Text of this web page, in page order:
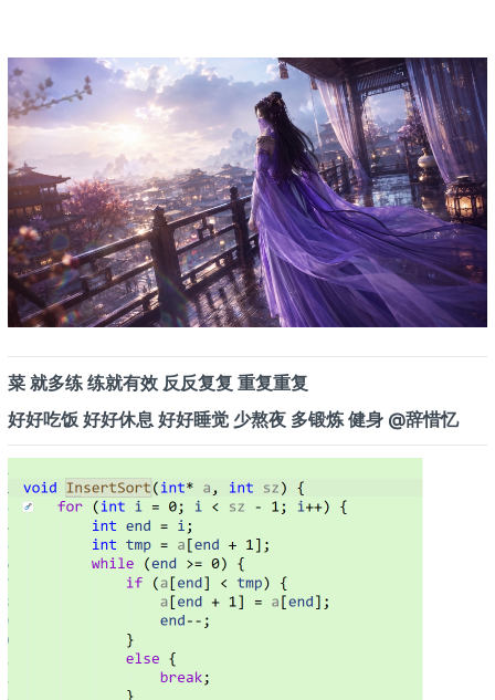
菜 就多练 练就有效 反反复复 重复重复
好好吃饭 好好休息 好好睡觉 少熬夜 多锻炼 健身 @辞惜忆